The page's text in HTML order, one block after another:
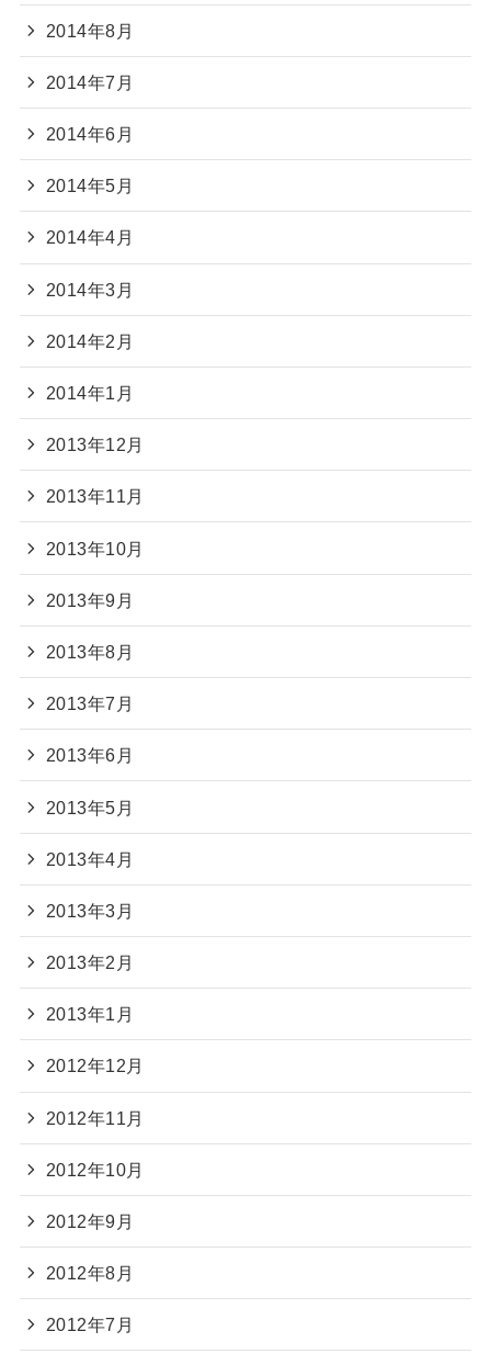
2014年8月
2014年7月
2014年6月
2014年5月
2014年4月
2014年3月
2014年2月
2014年1月
2013年12月
2013年11月
2013年10月
2013年9月
2013年8月
2013年7月
2013年6月
2013年5月
2013年4月
2013年3月
2013年2月
2013年1月
2012年12月
2012年11月
2012年10月
2012年9月
2012年8月
2012年7月